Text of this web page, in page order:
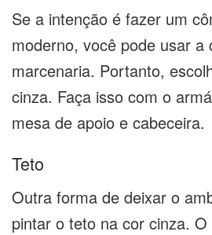
Se a intenção é fazer um
moderno, você pode usar a
marcenaria. Portanto,
cinza. Faça isso com o
mesa de apoio e cabeceira.
Teto
Outra forma de deixar o
pintar o teto na cor cinza.